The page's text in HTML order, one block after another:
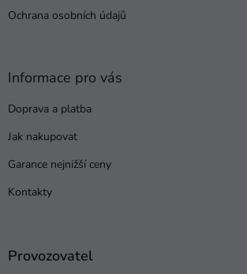
Ochrana osobních údajů
Informace pro vás
Doprava a platba
Jak nakupovat
Garance nejnižší ceny
Kontakty
Provozovatel